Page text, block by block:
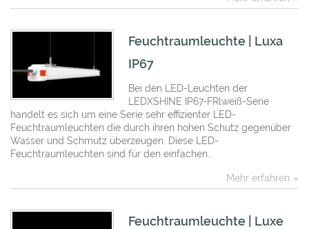
Mehr erfahren
Feuchtraumleuchte | Luxa
IP67
Bei den LED-Leuchten der
LEDXSHINE IP67-FRlweiß-Serie
handelt es sich um eine Serie sehr effizienter LED-
Feuchtraumleuchten die durch ihren hohen Schutz gegenüber
Wasser und Schmutz überzeugen. Diese LED-
Feuchtraumleuchten sind für den einfachen...
Feuchtraumleuchte | Luxe